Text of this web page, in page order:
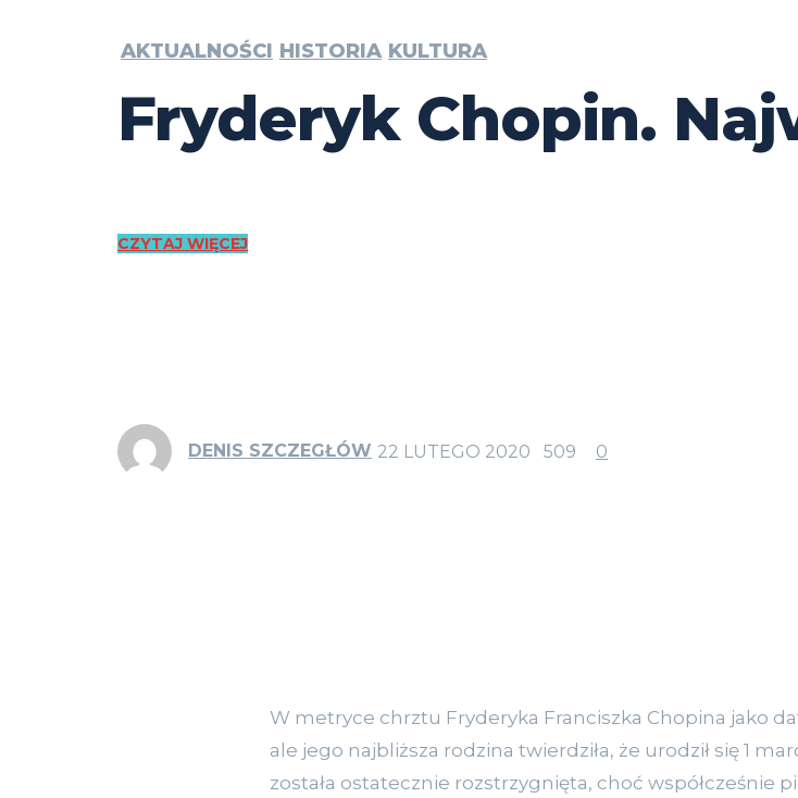
AKTUALNOŚCI HISTORIA KULTURA
Fryderyk Chopin.
CZYTAJ WIĘCEJ
DENIS SZCZEGŁÓW 22 LUTEGO 2020 509 0
W metryce chrztu Fryderyka Franciszka Chopina jako
ale jego najbliższa rodzina twierdziła, że urodził się 1
została ostatecznie rozstrzygnięta, choć współcześnie